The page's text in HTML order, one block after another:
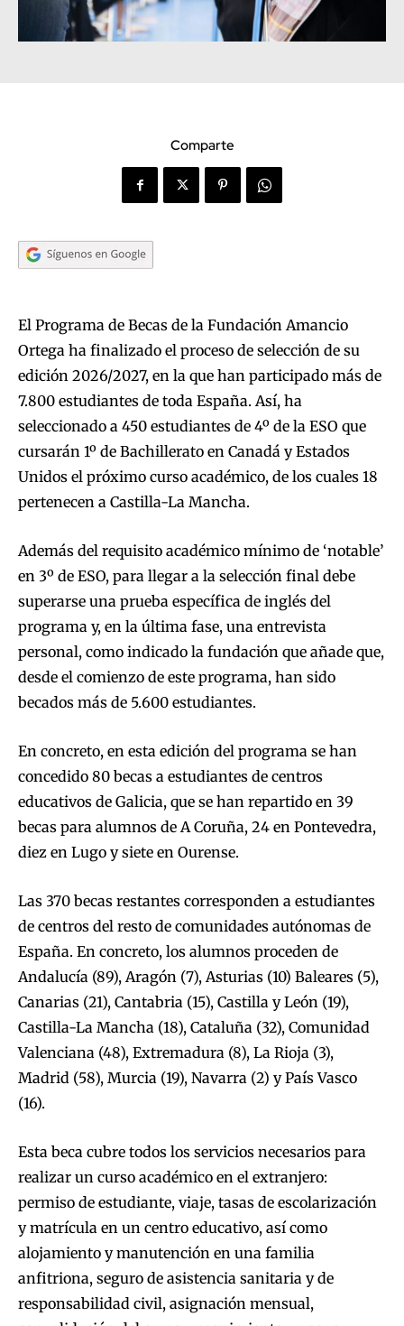
Comparte
El Programa de Becas de la Fundación Amancio
Ortega ha finalizado el proceso de selección de su
edición 2026/2027, en la que han participado más de
7.800 estudiantes de toda España. Así, ha
seleccionado a 450 estudiantes de 4º de la ESO que
cursarán 1º de Bachillerato en Canadá y Estados
Unidos el próximo curso académico, de los cuales 18
pertenecen a Castilla-La Mancha.
Además del requisito académico mínimo de ‘notable’
en 3º de ESO, para llegar a la selección final debe
superarse una prueba específica de inglés del
programa y, en la última fase, una entrevista
personal, como indicado la fundación que añade que,
desde el comienzo de este programa, han sido
becados más de 5.600 estudiantes.
En concreto, en esta edición del programa se han
concedido 80 becas a estudiantes de centros
educativos de Galicia, que se han repartido en 39
becas para alumnos de A Coruña, 24 en Pontevedra,
diez en Lugo y siete en Ourense.
Las 370 becas restantes corresponden a estudiantes
de centros del resto de comunidades autónomas de
España. En concreto, los alumnos proceden de
Andalucía (89), Aragón (7), Asturias (10) Baleares (5),
Canarias (21), Cantabria (15), Castilla y León (19),
Castilla-La Mancha (18), Cataluña (32), Comunidad
Valenciana (48), Extremadura (8), La Rioja (3),
Madrid (58), Murcia (19), Navarra (2) y País Vasco
(16).
Esta beca cubre todos los servicios necesarios para
realizar un curso académico en el extranjero:
permiso de estudiante, viaje, tasas de escolarización
y matrícula en un centro educativo, así como
alojamiento y manutención en una familia
anfitriona, seguro de asistencia sanitaria y de
responsabilidad civil, asignación mensual,